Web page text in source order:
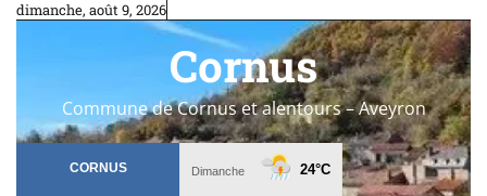
Skipdimanche, août 9, 2026
Cornus
Commune de Cornus et alentours – Aveyron